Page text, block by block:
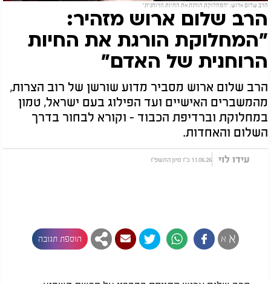
הרב שלום ארוש: "המחלוקת הורגת את החיות הרוחנית"
הרב שלום ארוש מזהיר:
"המחלוקת הורגת את החיות
הרוחנית של האדם"
הרב שלום ארוש מסביר מדוע שורשן של רוב הצרות,
מהמשברים האישיים ועד הפילוג בעם ישראל, טמון
במחלוקת וברדיפת הכבוד - וקורא לבחור בדרך
השלום והאחדות.
עידו לוי 11.06.26 כ"ו סיון התשפ"ו
א א הוספת תגובה